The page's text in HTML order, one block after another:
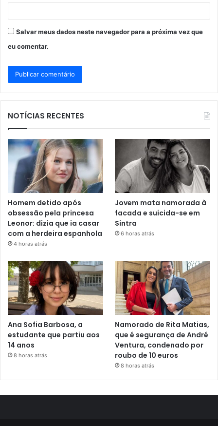
Salvar meus dados neste navegador para a próxima vez que
eu comentar.
NOTÍCIAS RECENTES
Homem detido após
obsessão pela princesa
Leonor: dizia que ia casar
com a herdeira espanhola
4 horas atrás
Jovem mata namorada à
facada e suicida-se em
Sintra
6 horas atrás
Ana Sofia Barbosa, a
estudante que partiu aos
14 anos
8 horas atrás
Namorado de Rita Matias,
que é segurança de André
Ventura, condenado por
roubo de 10 euros
8 horas atrás